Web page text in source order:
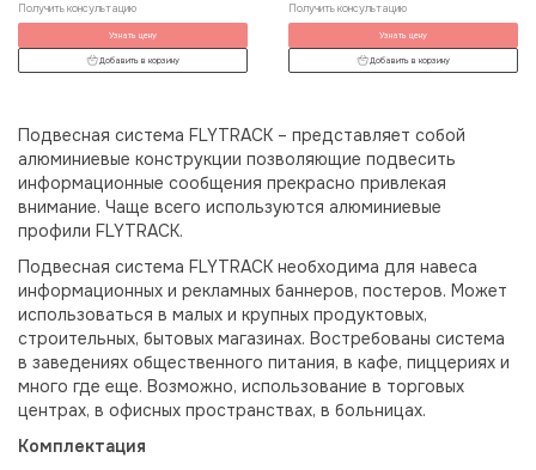
Получить консультацию
Узнать цену
Добавить в корзину
Получить консультацию
Узнать цену
Добавить в корзину
Подвесная система FLYTRACK – представляет собой
алюминиевые конструкции позволяющие подвесить
информационные сообщения прекрасно привлекая
внимание. Чаще всего используются алюминиевые
профили FLYTRACK.
Подвесная система FLYTRACK необходима для навеса
информационных и рекламных баннеров, постеров. Может
использоваться в малых и крупных продуктовых,
строительных, бытовых магазинах. Востребованы система
в заведениях общественного питания, в кафе, пиццериях и
много где еще. Возможно, использование в торговых
центрах, в офисных пространствах, в больницах.
Комплектация